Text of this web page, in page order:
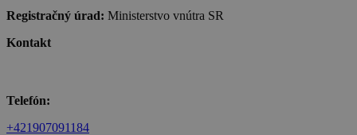
Registračný úrad: Ministerstvo vnútra SR
Kontakt
Telefón:
+421907091184